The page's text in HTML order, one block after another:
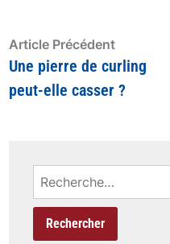
Navigation
de
l’article
Article PrécédentArticle
précédent
Une pierre de curling
peut-elle casser ?
Rechercher :